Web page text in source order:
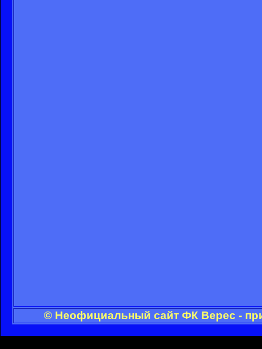
© Неофициальный сайт ФК Верес -